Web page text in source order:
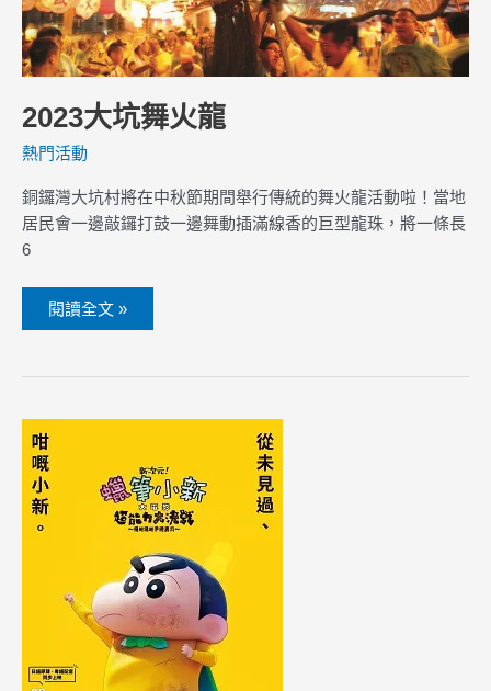
2023大坑舞火龍
熱門活動
銅鑼灣大坑村將在中秋節期間舉行傳統的舞火龍活動啦！當地
居民會一邊敲鑼打鼓一邊舞動插滿線香的巨型龍珠，將一條長
6
閱讀全文 »
筆
小
新
期
間
田，
要